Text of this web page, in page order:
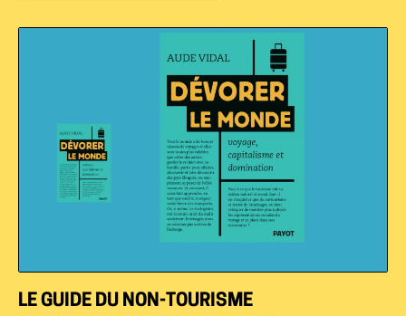
LE GUIDE DU NON-TOURISME